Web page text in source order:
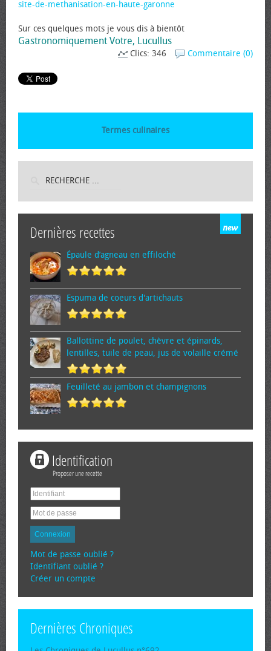
site-de-methanisation-en-haute-garonne
Sur ces quelques mots je vous dis à bientôt
Gastronomiquement Votre, Lucullus
Commentaire (0)
Clics: 346
Termes culinaires
Dernières recettes
Épaule d’agneau en effiloché
Espuma de cœurs d'artichauts
Ballottine de poulet, chèvre et épinards,
lentilles, tuile de peau, jus de volaille crémé
Feuilleté au jambon et champignons
Identification
Proposer une recette
Connexion
Mot de passe oublié ?
Identifiant oublié ?
Créer un compte
Dernières Chroniques